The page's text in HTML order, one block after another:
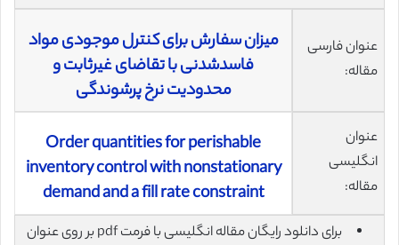
عنوان فارسی
مقاله:
میزان سفارش برای کنترل موجودی مواد
فاسدشدنی با تقاضای غیرثابت و
محدودیت نرخ پرشوندگی
عنوان
انگلیسی
مقاله:
Order quantities for perishable
inventory control with nonstationary
demand and a fill rate constraint
برای دانلود رایگان مقاله انگلیسی با فرمت pdf بر روی عنوان